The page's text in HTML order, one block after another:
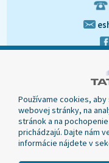
Používame cookies, aby
webovej stránky, na
stránok a na
prichádzajú. Dajte nám
informácie nájdete v